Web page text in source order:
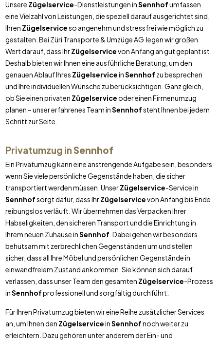
Unsere Zügelservice-Dienstleistungen inSennhofumfassen
eine Vielzahl von Leistungen, die speziell darauf ausgerichtet sind,
Ihren Zügelserviceso angenehm und stressfrei wie möglich zu
gestalten. Bei Züri Transporte & Umzüge AG legen wir großen
Wert darauf, dass IhrZügelservicevon Anfang an gut geplant ist.
Deshalb bieten wir Ihnen eine ausführliche Beratung, um den
genauen Ablauf Ihres ZügelserviceinSennhof zu besprechen
und Ihre individuellen Wünsche zu berücksichtigen. Ganz gleich,
ob Sie einen privaten Zügelserviceoder einen Firmenumzug
planen – unser erfahrenes Team inSennhofsteht Ihnen bei jedem
Schritt zur Seite.
Privatumzug inSennhof
Ein Privatumzug kann eine anstrengende Aufgabe sein, besonders
wenn Sie viele persönliche Gegenstände haben, die sicher
transportiert werden müssen. UnserZügelservice-Service in
Sennhofsorgt dafür, dass IhrZügelservicevon Anfang bis Ende
reibungslos verläuft. Wir übernehmen das Verpacken Ihrer
Habseligkeiten, den sicheren Transport und die Einrichtung in
Ihrem neuen Zuhause inSennhof . Dabei gehen wir besonders
behutsam mit zerbrechlichen Gegenständen um und stellen
sicher, dass all Ihre Möbel und persönlichen Gegenstände in
einwandfreiem Zustand ankommen. Sie können sich darauf
verlassen, dass unser Team den gesamten Zügelservice-Prozess
inSennhofprofessionell und sorgfältig durchführt.
Für Ihren Privatumzug bieten wir eine Reihe zusätzlicher Services
an, um Ihnen den ZügelserviceinSennhofnoch weiter zu
erleichtern. Dazu gehören unter anderem der Ein- und